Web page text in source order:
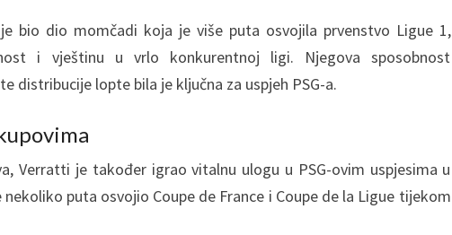
bio dio momčadi koja je više puta osvojila prvenstvo Ligue 1,
i vještinu u vrlo konkurentnoj ligi. Njegova sposobnost
distribucije lopte bila je ključna za uspjeh PSG-a.
Verratti je također igrao vitalnu ulogu u PSG-ovim uspjesima u
puta osvojio Coupe de France i Coupe de la Ligue tijekom